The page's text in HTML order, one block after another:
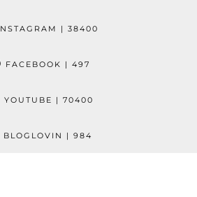
| 38400
FACEBOOK | 497
YOUTUBE | 70400
BLOGLOVIN | 984